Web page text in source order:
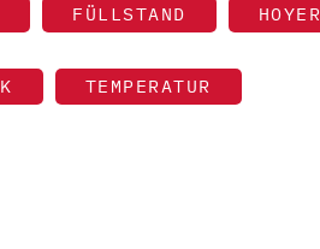
FÜLLSTAND HOYER
TEMPERATUR